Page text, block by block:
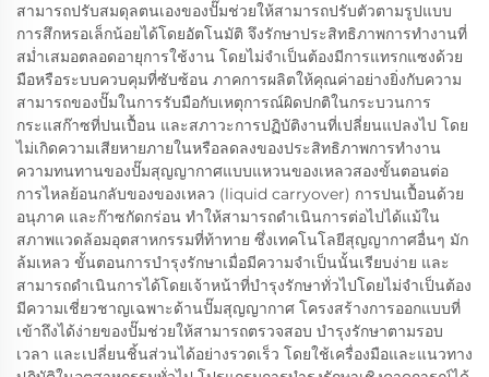
สามารถปรับสมดุลตนเองของปั๊มช่วยให้สามารถปรับตัวตามรูปแบบ
การสึกหรอเล็กน้อยได้โดยอัตโนมัติ จึงรักษาประสิทธิภาพการทำงานที่
สม่ำเสมอตลอดอายุการใช้งาน โดยไม่จำเป็นต้องมีการแทรกแซงด้วย
มือหรือระบบควบคุมที่ซับซ้อน ภาคการผลิตให้คุณค่าอย่างยิ่งกับความ
สามารถของปั๊มในการรับมือกับเหตุการณ์ผิดปกติในกระบวนการ
กระแสก๊าซที่ปนเปื้อน และสภาวะการปฏิบัติงานที่เปลี่ยนแปลงไป โดย
ไม่เกิดความเสียหายภายในหรือลดลงของประสิทธิภาพการทำงาน
ความทนทานของปั๊มสุญญากาศแบบแหวนของเหลวสองขั้นตอนต่อ
การไหลย้อนกลับของของเหลว (liquid carryover) การปนเปื้อนด้วย
อนุภาค และก๊าซกัดกร่อน ทำให้สามารถดำเนินการต่อไปได้แม้ใน
สภาพแวดล้อมอุตสาหกรรมที่ท้าทาย ซึ่งเทคโนโลยีสุญญากาศอื่นๆ มัก
ล้มเหลว ขั้นตอนการบำรุงรักษาเมื่อมีความจำเป็นนั้นเรียบง่าย และ
สามารถดำเนินการได้โดยเจ้าหน้าที่บำรุงรักษาทั่วไปโดยไม่จำเป็นต้อง
มีความเชี่ยวชาญเฉพาะด้านปั๊มสุญญากาศ โครงสร้างการออกแบบที่
เข้าถึงได้ง่ายของปั๊มช่วยให้สามารถตรวจสอบ บำรุงรักษาตามรอบ
เวลา และเปลี่ยนชิ้นส่วนได้อย่างรวดเร็ว โดยใช้เครื่องมือและแนวทาง